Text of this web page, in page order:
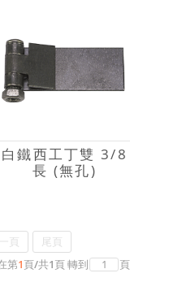
白鐵西工丁雙 3/8
長 (無孔)
頁
尾頁
第1頁/共1頁轉到 頁